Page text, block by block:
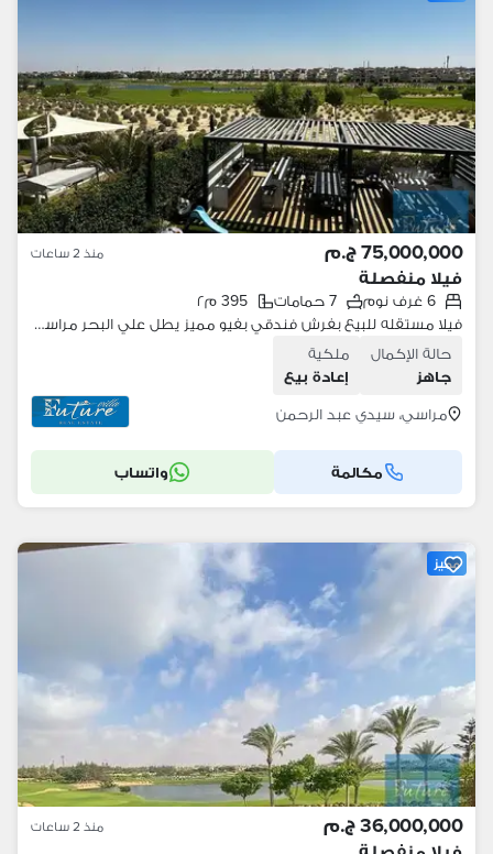
75,000,000 ج.م منذ 2 ساعات
فيلا منفصلة
6 غرف نوم 7 حمامات
395 م٢
فيلا مستقله للبيع بفرش فندقي بفيو مميز يطل علي البحر مراسي بلانكا الساحل الشمالي marassi Blanca north coast
حالة الإكمال
جاهز
ملكية
إعادة بيع
مراسي، سيدي عبد الرحمن
مكالمة واتساب
مميز
36,000,000 ج.م منذ 2 ساعات